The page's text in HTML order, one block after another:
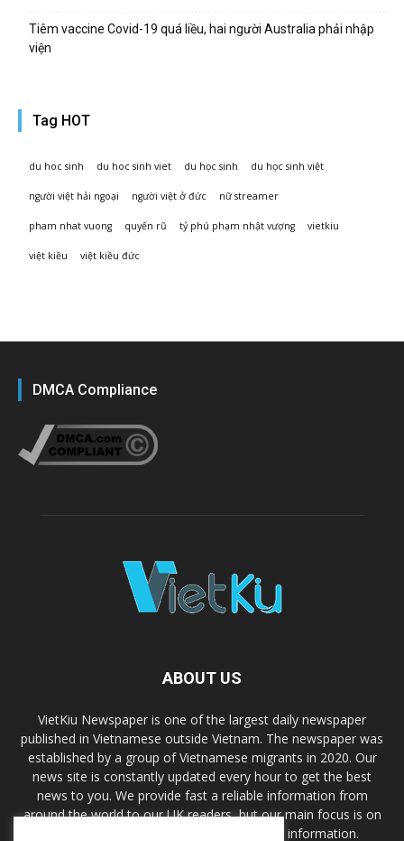
Tiêm vaccine Covid-19 quá liều, hai người Australia phải nhập
viện
Tag HOT
du hoc sinh du hoc sinh viet du học sinh du học sinh việt
người việt hải ngoại người việt ở đức nữ streamer
pham nhat vuong quyến rũ tỷ phú phạm nhật vượng vietkiu
việt kiều việt kiều đức
DMCA Compliance
ABOUT US
VietKiu Newspaper is one of the largest daily newspaper
published in Vietnamese outside Vietnam. The newspaper was
established by a group of Vietnamese migrants in 2020. Our
news site is constantly updated every hour to get the best
news to you. We provide fast a reliable information from
around the world to our UK readers, but our main focus is on
UK news, immigration laws and Uk travel information.